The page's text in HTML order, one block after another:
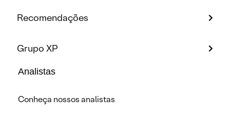
Recomendações
Grupo XP
Analistas
Conheça nossos analistas